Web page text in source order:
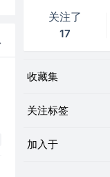
关注了
17
收藏集
关注标签
加入于